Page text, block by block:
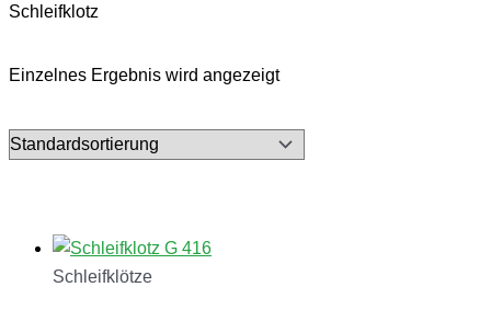
Schleifklotz
Einzelnes Ergebnis wird angezeigt
Schleifklötze